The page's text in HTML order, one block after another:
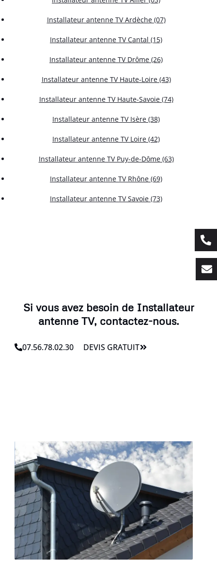
Installateur antenne TV Ardèche (07)
Installateur antenne TV Cantal (15)
Installateur antenne TV Drôme (26)
Installateur antenne TV Haute-Loire (43)
Installateur antenne TV Haute-Savoie (74)
Installateur antenne TV Isère (38)
Installateur antenne TV Loire (42)
Installateur antenne TV Puy-de-Dôme (63)
Installateur antenne TV Rhône (69)
Installateur antenne TV Savoie (73)
Si vous avez besoin de Installateur
antenne TV, contactez-nous.
07.56.78.02.30 DEVIS GRATUIT